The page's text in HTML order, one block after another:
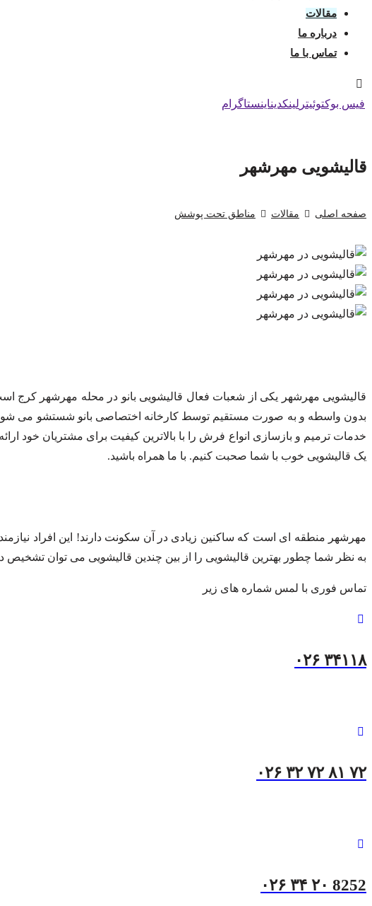
مقالات
درباره ما
تماس با ما
فیس بوکتوئیتر لینکدیناینستاگرام
قالیشویی مهرشهر
صفحه اصلی مقالات مناطق تحت پوشش
قالیشویی مهرشهر یکی از شعبات فعال قالیشویی بانو در محله مهرشهر کرج
بدون واسطه و به صورت مستقیم توسط کارخانه اختصاصی بانو شستشو می
خدمات ترمیم و بازسازی انواع فرش را با بالاترین کیفیت برای مشتریان خود
یک قالیشویی خوب با شما صحبت کنیم. با ما همراه باشید.
مهرشهر منطقه ای است که ساکنین زیادی در آن سکونت دارند! این افراد
به نظر شما چطور بهترین قالیشویی را از بین چندین قالیشویی می توان تشخیص
تماس فوری با لمس شماره های زیر
۳۴۱۱۸ ۰۲۶
۷۲ ۸۱ ۷۲ ۳۲ ۰۲۶
8252 ۲۰ ۳۴ ۰۲۶